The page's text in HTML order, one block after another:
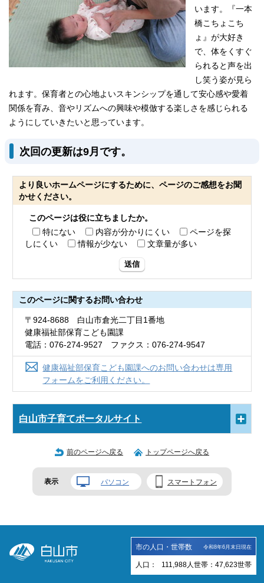
います。『一本
橋こちょこち
ょ』が大好き
で、体をくすぐ
られると声を出
し笑う姿が見ら
れます。保育者との心地よいスキンシップを通して安心感や愛着
関係を育み、音やリズムへの興味や模倣する楽しさを感じられる
ようにしていきたいと思っています。
次回の更新は9月です。
より良いホームページにするために、ページのご感想をお聞
かせください。
このページは役に立ちましたか。
特にない
内容が分かりにくい
ページを探
しにくい
情報が少ない 文章量が多い
送信
このページに関するお問い合わせ
〒924-8688 白山市倉光二丁目1番地
健康福祉部保育こども園課
電話：076-274-9527 ファクス：076-274-9547
健康福祉部保育こども園課へのお問い合わせは専用
フォームをご利用ください。
白山市子育てポータルサイト
前のページへ戻る トップページへ戻る
表示 パソコン スマートフォン
市の人口・世帯数 令和8年6月末日現在
人口： 111,988 人 世帯： 47,623世帯